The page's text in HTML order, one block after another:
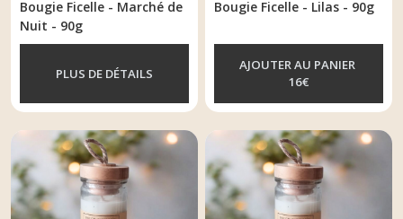
Bougie Ficelle - Marché de
Nuit - 90g
PLUS DE DÉTAILS
Bougie Ficelle - Lilas - 90g
AJOUTER AU PANIER
16€